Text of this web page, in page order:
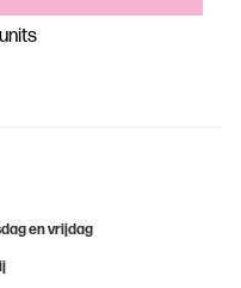
en vrijdag